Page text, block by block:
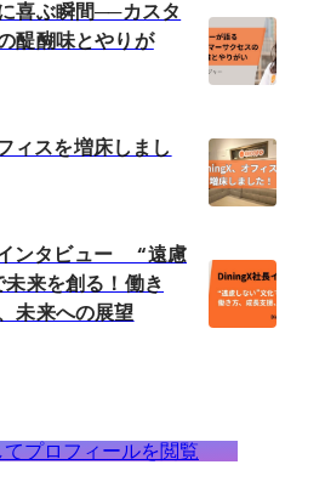
喜ぶ瞬間──カスタ
醍醐味とやりが
ィスを増床しまし
ンタビュー “遠慮
未来を創る！働き
未来への展望
てプロフィールを閲覧